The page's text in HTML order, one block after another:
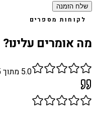
שלח הזמנה
לקוחות מספרים
מה אומרים עלינו?
5.0 מתוך 5 ב-